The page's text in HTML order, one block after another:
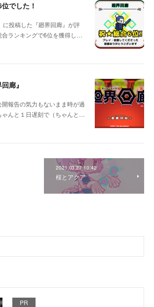
でした！
投稿した『廻界回廊』が評
合ランキングで6位を獲得し…
廊』
報告の気力もないまま時が過
ゃんと１日遅刻で（ちゃんと…
2021.03.27 10:42
桜とアクア
PR